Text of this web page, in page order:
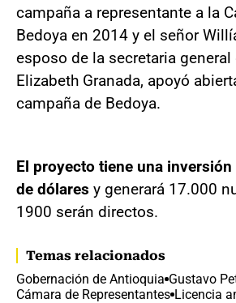
campaña a representante a la
Bedoya en 2014 y el señor
esposo de la secretaria general
Elizabeth Granada, apoyó
campaña de Bedoya.
El proyecto tiene una
de dólares y generará 17.000
1900 serán directos.
Temas relacionados
Gobernación de Antioquia Gustavo
Cámara de Representantes Licencia